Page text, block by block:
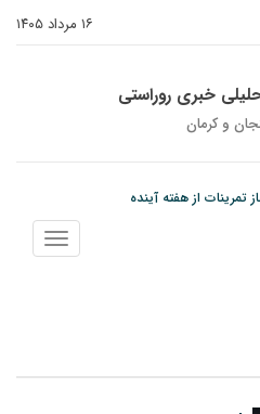
۱۶ مرداد ۱۴۰۵
خبری روراستی
و كرمان
پیام رئیس کل دادگستری استان کرمان به مناسبت ۱۷ مردادماه سالروز شهادت شهید
نمایش
منو